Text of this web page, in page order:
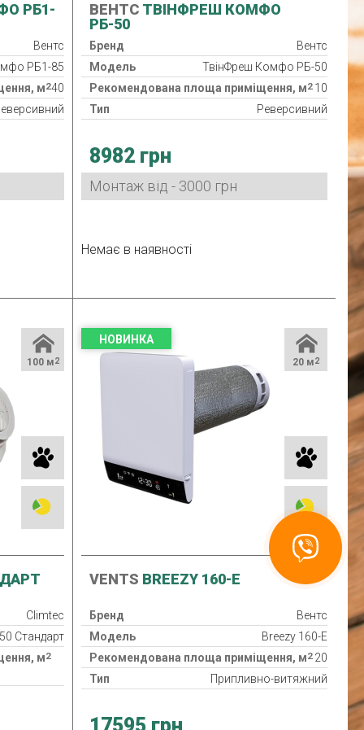
РБ1-
Вентс
РБ1-85
м240
9.65 Вт
ВЕНТС ТВІНФРЕШ КОМФО
РБ-50
Бренд
Вентс
Модель
ТвінФреш Комфо РБ-50
Рекомендована площа приміщення, м2 10
Тип
Реверсивний
Клас захисту
Споживана потужність
4,5/5/7 Вт
Гарантія
8982 грн
Монтаж від - 3000 грн
Немає в наявності
100 м2
Climtec
Стандарт
м2
НОВИНКА
20 м2
VENTS BREEZY 160-E
Бренд
Вентс
Модель
Breezy 160-E
Рекомендована площа приміщення, м2 20
Тип
Припливно-витяжний
Нагрівач
Связаться
с Recuperator